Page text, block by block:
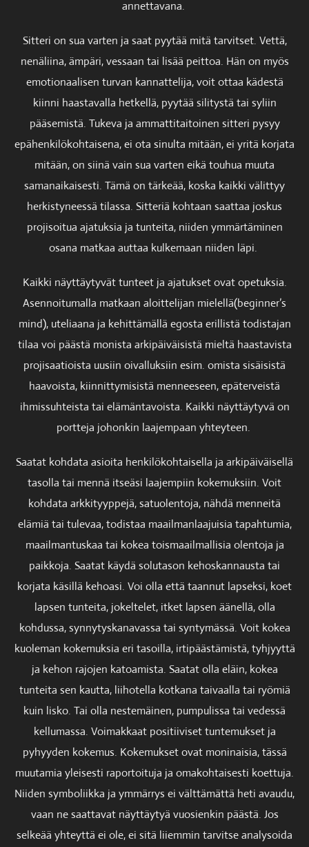
annettavana.
Sitteri on sua varten ja saat pyytää mitä tarvitset. Vettä,
nenäliina, ämpäri, vessaan tai lisää peittoa. Hän on myös
emotionaalisen turvan kannattelija, voit ottaa kädestä
kiinni haastavalla hetkellä, pyytää silitystä tai syliin
pääsemistä. Tukeva ja ammattitaitoinen sitteri pysyy
epähenkilökohtaisena, ei ota sinulta mitään, ei yritä korjata
mitään, on siinä vain sua varten eikä touhua muuta
samanaikaisesti. Tämä on tärkeää, koska kaikki välittyy
herkistyneessä tilassa. Sitteriä kohtaan saattaa joskus
projisoitua ajatuksia ja tunteita, niiden ymmärtäminen
osana matkaa auttaa kulkemaan niiden läpi.
Kaikki näyttäytyvät tunteet ja ajatukset ovat opetuksia.
Asennoitumalla matkaan aloittelijan mielellä(beginner’s
mind), uteliaana ja kehittämällä egosta erillistä todistajan
tilaa voi päästä monista arkipäiväisistä mieltä haastavista
projisaatioista uusiin oivalluksiin esim. omista sisäisistä
haavoista, kiinnittymisistä menneeseen, epäterveistä
ihmissuhteista tai elämäntavoista. Kaikki näyttäytyvä on
portteja johonkin laajempaan yhteyteen.
Saatat kohdata asioita henkilökohtaisella ja arkipäiväisellä
tasolla tai mennä itseäsi laajempiin kokemuksiin. Voit
kohdata arkkityyppejä, satuolentoja, nähdä menneitä
elämiä tai tulevaa, todistaa maailmanlaajuisia tapahtumia,
maailmantuskaa tai kokea toismaailmallisia olentoja ja
paikkoja. Saatat käydä solutason kehoskannausta tai
korjata käsillä kehoasi. Voi olla että taannut lapseksi, koet
lapsen tunteita, jokeltelet, itket lapsen äänellä, olla
kohdussa, synnytyskanavassa tai syntymässä. Voit kokea
kuoleman kokemuksia eri tasoilla, irtipäästämistä, tyhjyyttä
ja kehon rajojen katoamista. Saatat olla eläin, kokea
tunteita sen kautta, liihotella kotkana taivaalla tai ryömiä
kuin lisko. Tai olla nestemäinen, pumpulissa tai vedessä
kellumassa. Voimakkaat positiiviset tuntemukset ja
pyhyyden kokemus. Kokemukset ovat moninaisia, tässä
muutamia yleisesti raportoituja ja omakohtaisesti koettuja.
Niiden symboliikka ja ymmärrys ei välttämättä heti avaudu,
vaan ne saattavat näyttäytyä vuosienkin päästä. Jos
selkeää yhteyttä ei ole, ei sitä liiemmin tarvitse analysoida